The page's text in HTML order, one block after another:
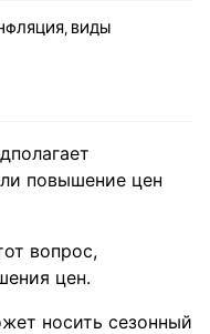
ВИДЫ
повышение цен
вопрос,
цен.
носить сезонный